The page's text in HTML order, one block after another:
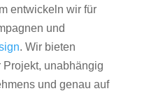
entwickeln wir für
und
. Wir bieten
unabhängig
und genau auf